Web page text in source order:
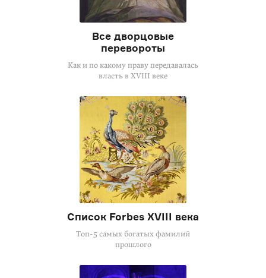
Все дворцовые
перевороты
Как и по какому праву передавалась
власть в XVIII веке
Список Forbes XVIII века
Топ-5 самых богатых фамилий
прошлого